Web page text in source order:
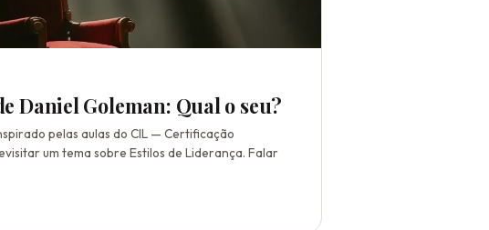
Daniel Goleman: Qual o seu?
pelas aulas do CIL — Certificação
um tema sobre Estilos de Liderança. Falar